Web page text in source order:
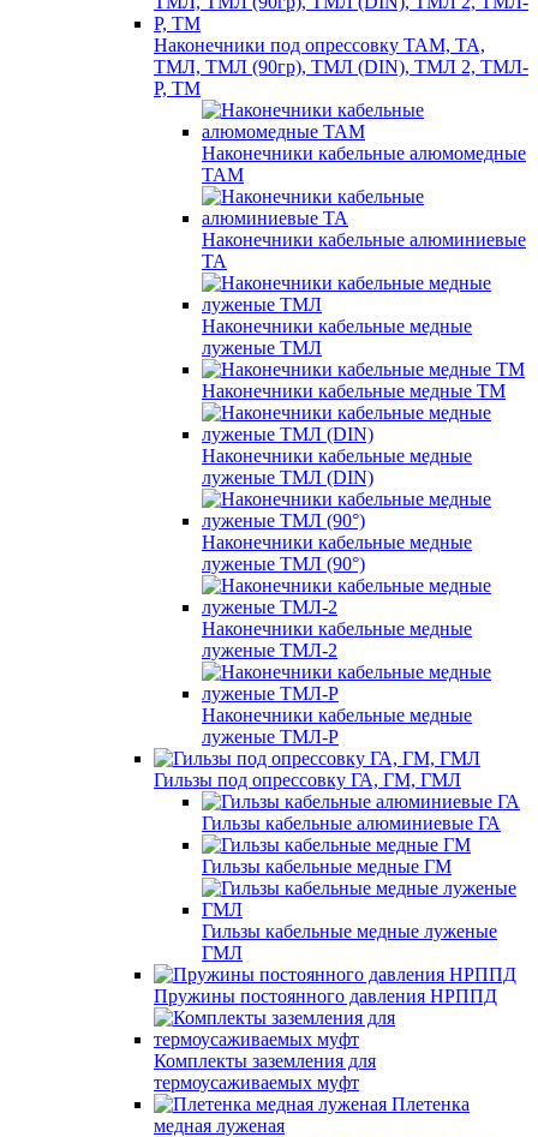
Наконечники под опрессовку ТАМ, ТА,
ТМЛ, ТМЛ (90гр), ТМЛ (DIN), ТМЛ 2, ТМЛ-
Р, ТМ
Наконечники кабельные алюмомедные
ТАМ
Наконечники кабельные алюминиевые
ТА
Наконечники кабельные медные
луженые ТМЛ
Наконечники кабельные медные ТМ
Наконечники кабельные медные
луженые ТМЛ (DIN)
Наконечники кабельные медные
луженые ТМЛ (90°)
Наконечники кабельные медные
луженые ТМЛ-2
Наконечники кабельные медные
луженые ТМЛ-Р
Гильзы под опрессовку ГА, ГМ, ГМЛ
Гильзы кабельные алюминиевые ГА
Гильзы кабельные медные ГМ
Гильзы кабельные медные луженые
ГМЛ
Пружины постоянного давления НРППД
Комплекты заземления для
термоусаживаемых муфт
Плетенка
медная луженая